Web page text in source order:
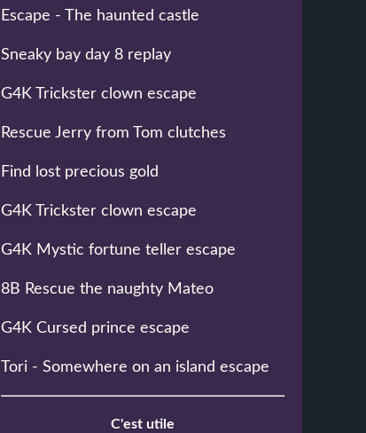
Escape - The haunted castle
Sneaky bay day 8 replay
G4K Trickster clown escape
Rescue Jerry from Tom clutches
Find lost precious gold
G4K Trickster clown escape
G4K Mystic fortune teller escape
8B Rescue the naughty Mateo
G4K Cursed prince escape
Tori - Somewhere on an island escape
C'est utile